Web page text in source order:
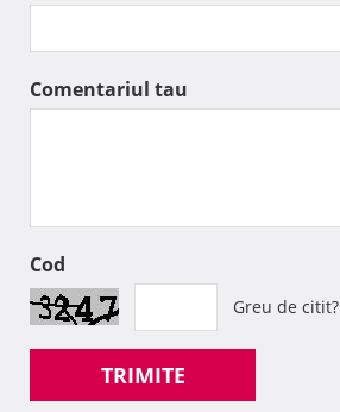
Comentariul tau
Cod
Greu de citit?
TRIMITE